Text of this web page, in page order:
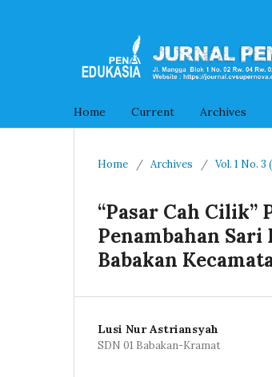
Home Current Archives
Home / Archives / Vol. 1 No. 3
“Pasar Cah Cilik”
Penambahan Sari
Babakan
Lusi Nur Astriansyah
SDN 01 Babakan-Kramat